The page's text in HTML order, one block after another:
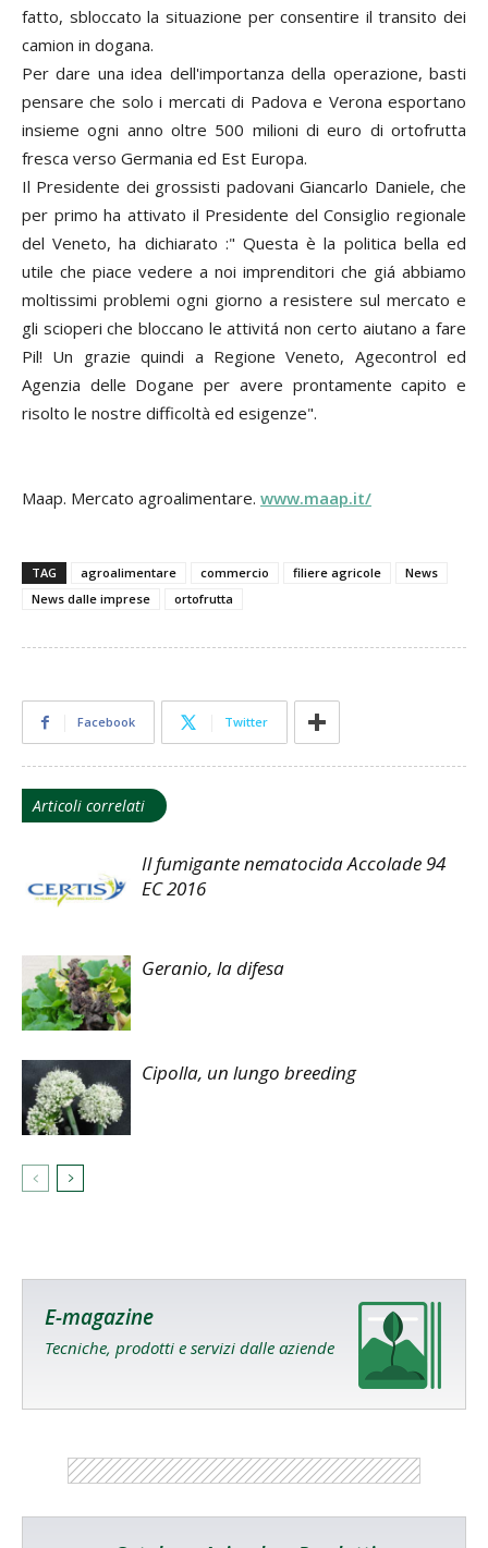
fatto, sbloccato la situazione per consentire il transito dei
camion in dogana.
Per dare una idea dell'importanza della operazione, basti
pensare che solo i mercati di Padova e Verona esportano
insieme ogni anno oltre 500 milioni di euro di ortofrutta
fresca verso Germania ed Est Europa.
Il Presidente dei grossisti padovani Giancarlo Daniele, che
per primo ha attivato il Presidente del Consiglio regionale
del Veneto, ha dichiarato :" Questa è la politica bella ed
utile che piace vedere a noi imprenditori che giá abbiamo
moltissimi problemi ogni giorno a resistere sul mercato e
gli scioperi che bloccano le attivitá non certo aiutano a fare
Pil! Un grazie quindi a Regione Veneto, Agecontrol ed
Agenzia delle Dogane per avere prontamente capito e
risolto le nostre difficoltà ed esigenze".
Maap. Mercato agroalimentare. www.maap.it/
TAG agroalimentare commercio filiere agricole
News
News dalle imprese
ortofrutta
Facebook Twitter
Articoli correlati
Il fumigante nematocida Accolade 94
EC 2016
Geranio, la difesa
Cipolla, un lungo breeding
E-magazine
Tecniche, prodotti e servizi dalle aziende